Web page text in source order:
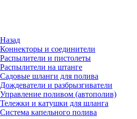
Назад
Коннекторы и соединители
Распылители и пистолеты
Распылители на штанге
Садовые шланги для полива
Дождеватели и разбрызгиватели
Управление поливом (автополив)
Тележки и катушки для шланга
Система капельного полива